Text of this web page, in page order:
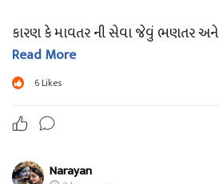
કારણ કે માવતર ની સેવા જેવું ભણતર અને
માં-બાપ જેવા ગુરુ જેની પાસે હોય તેની
DETAILS જાણવાની કોઈ જરુર જ નથી...
Read More
6Likes
Narayan